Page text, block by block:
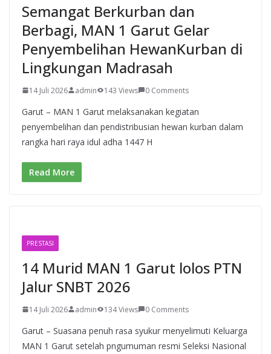
Semangat Berkurban dan
Berbagi, MAN 1 Garut Gelar
Penyembelihan HewanKurban di
Lingkungan Madrasah
14 Juli 2026 admin 143 Views 0 Comments
Garut – MAN 1 Garut melaksanakan kegiatan
penyembelihan dan pendistribusian hewan kurban dalam
rangka hari raya idul adha 1447 H
Read More
PRESTASI
14 Murid MAN 1 Garut lolos PTN
Jalur SNBT 2026
14 Juli 2026 admin 134 Views 0 Comments
Garut – Suasana penuh rasa syukur menyelimuti Keluarga
MAN 1 Garut setelah pngumuman resmi Seleksi Nasional